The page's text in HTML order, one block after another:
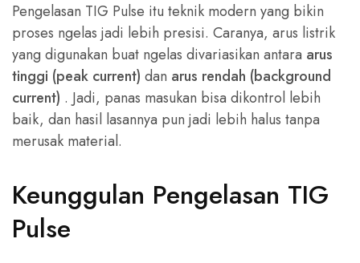
Pengelasan TIG Pulse itu teknik modern yang bikin
proses ngelas jadi lebih presisi. Caranya, arus listrik
yang digunakan buat ngelas divariasikan antara arus
tinggi (peak current) dan arus rendah (background
current) . Jadi, panas masukan bisa dikontrol lebih
baik, dan hasil lasannya pun jadi lebih halus tanpa
merusak material.
Keunggulan Pengelasan TIG
Pulse